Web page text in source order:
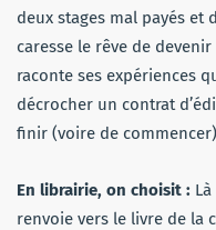
deux stages mal payés et
caresse le rêve de
raconte ses expériences
décrocher un contrat
finir (voire de
En librairie, on choisit :
renvoie vers le livre de la